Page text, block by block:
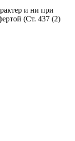
и ни при
(Ст. 437 (2)